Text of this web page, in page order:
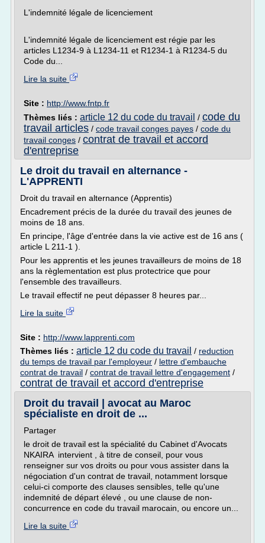
L'indemnité légale de licenciement
L'indemnité légale de licenciement est régie par les
articles L1234-9 à L1234-11 et R1234-1 à R1234-5 du
Code du...
Lire la suite
Site : http://www.fntp.fr
Thèmes liés : article 12 du code du travail / code du
travail articles / code travail conges payes / code du
travail conges / contrat de travail et accord
d'entreprise
Le droit du travail en alternance -
L'APPRENTI
Droit du travail en alternance (Apprentis)
Encadrement précis de la durée du travail des jeunes de
moins de 18 ans.
En principe, l'âge d'entrée dans la vie active est de 16 ans (
article L 211-1 ).
Pour les apprentis et les jeunes travailleurs de moins de 18
ans la règlementation est plus protectrice que pour
l'ensemble des travailleurs.
Le travail effectif ne peut dépasser 8 heures par...
Lire la suite
Site : http://www.lapprenti.com
Thèmes liés : article 12 du code du travail / reduction
du temps de travail par l'employeur / lettre d'embauche
contrat de travail / contrat de travail lettre d'engagement /
contrat de travail et accord d'entreprise
Droit du travail | avocat au Maroc
spécialiste en droit de ...
Partager
le droit de travail est la spécialité du Cabinet d'Avocats
NKAIRA intervient , à titre de conseil, pour vous
renseigner sur vos droits ou pour vous assister dans la
négociation d'un contrat de travail, notamment lorsque
celui-ci comporte des clauses sensibles, telle qu'une
indemnité de départ élevé , ou une clause de non-
concurrence en code du travail marocain, ou encore un...
Lire la suite